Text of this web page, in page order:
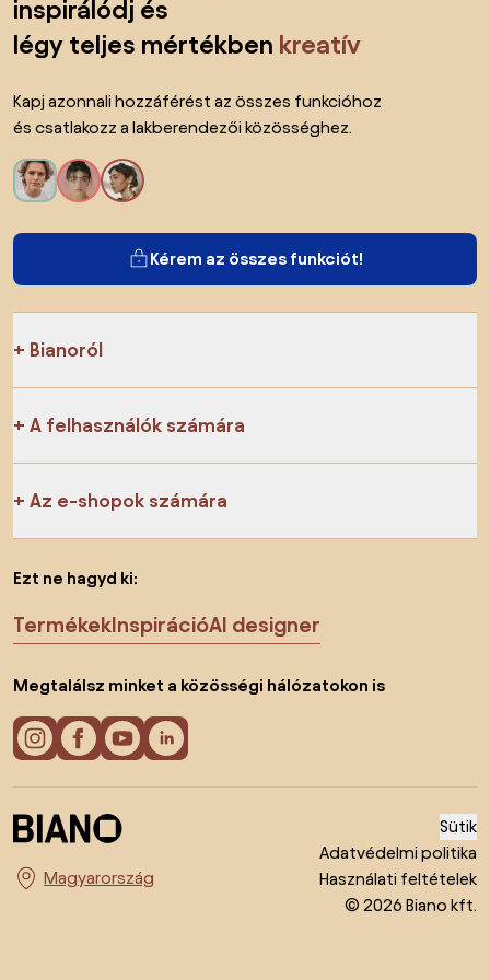
inspirálódj és
légy teljes mértékben kreatív
Kapj azonnali hozzáférést az összes funkcióhoz
és csatlakozz a lakberendezői közösséghez.
Kérem az összes funkciót!
Bianoról
A felhasználók számára
Az e-shopok számára
Ezt ne hagyd ki:
TermékekInspirációAI designer
Megtalálsz minket a közösségi hálózatokon is
Ország megváltoztatása
Sütik
Adatvédelmi politika
Használati feltételek
© 2026 Biano kft.